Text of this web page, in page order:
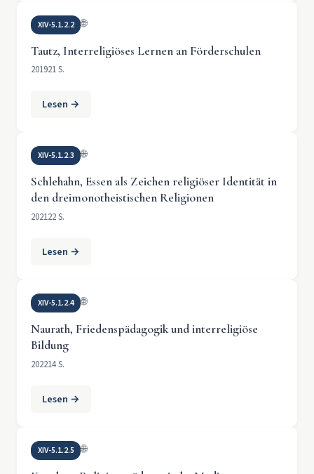
XIV-5.1.2.2 🌐
Tautz, Interreligiöses Lernen an Förderschulen
201921 S.
Lesen →
XIV-5.1.2.3 🌐
Schlehahn, Essen als Zeichen religiöser Identität in
den dreimonotheistischen Religionen
202122 S.
Lesen →
XIV-5.1.2.4 🌐
Naurath, Friedenspädagogik und interreligiöse
Bildung
202214 S.
Lesen →
XIV-5.1.2.5 🌐